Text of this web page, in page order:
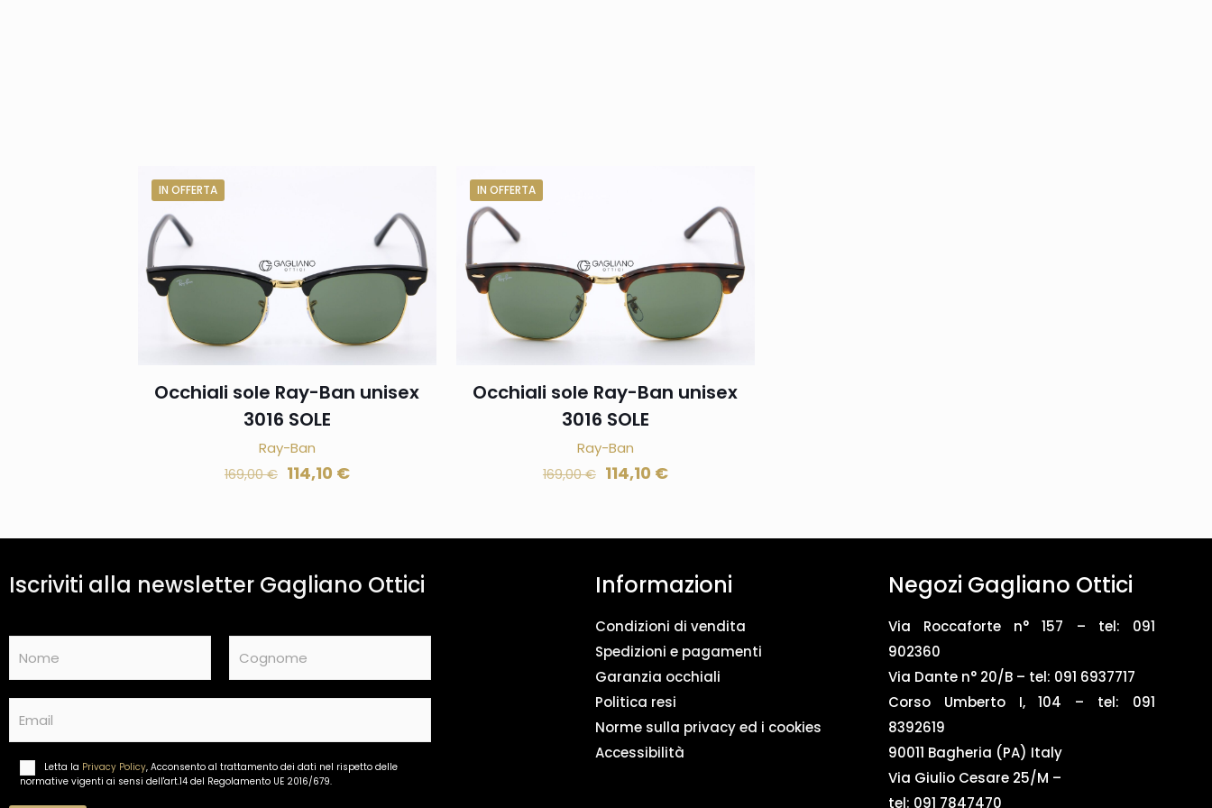
IN OFFERTA
Occhiali sole Ray-Ban unisex
3016 SOLE
Ray-Ban
169,00€ 114,10 €
IN OFFERTA
Occhiali sole Ray-Ban unisex
3016 SOLE
Ray-Ban
169,00€ 114,10 €
Iscriviti alla newsletter Gagliano Ottici
m
Nome Cognome
a
Letta la Privacy Policy, Acconsento al trattamento dei dati nel rispetto delle
normative vigenti ai sensi dell'art.14 del Regolamento UE 2016/679.
Informazioni
Condizioni di vendita
Spedizioni e pagamenti
Garanzia occhiali
Politica resi
Norme sulla privacy ed i cookies
Accessibilità
Negozi Gagliano Ottici
Via Roccaforte n° 157 – tel: 091
902360
Via Dante n° 20/B – tel: 091 6937717
Corso Umberto I, 104 – tel: 091
8392619
90011 Bagheria (PA) Italy
Via Giulio Cesare 25/M –
tel: 091 7847470